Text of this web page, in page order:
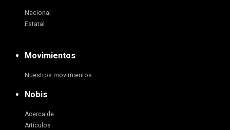
Nacional
Estatal
Movimientos
Nuestros movimientos
Nobis
Acerca de
Artículos